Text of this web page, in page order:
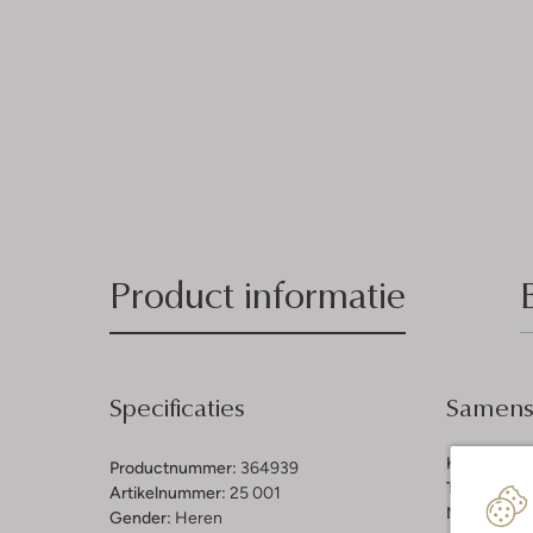
Product informatie
Specificaties
Productnummer: 364939
Artikelnummer: 25 001
Gender: Heren
Kleur:
Trends:
Materiaal